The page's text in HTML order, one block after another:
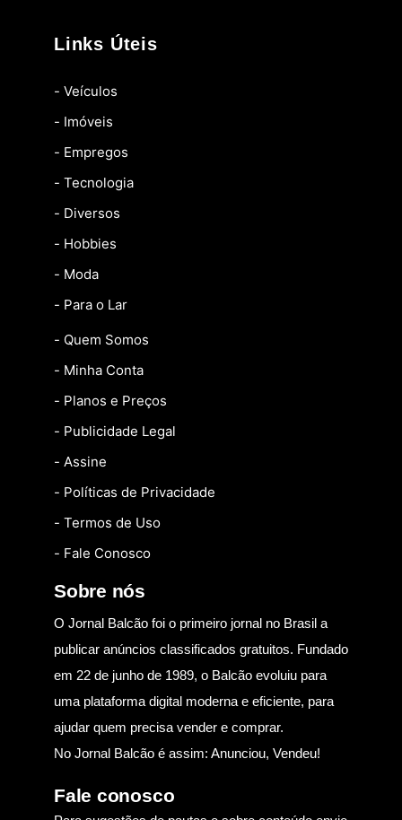
Links Úteis
- Veículos
- Imóveis
- Empregos
- Tecnologia
- Diversos
- Hobbies
- Moda
- Para o Lar
- Quem Somos
- Minha Conta
- Planos e Preços
- Publicidade Legal
- Assine
- Políticas de Privacidade
- Termos de Uso
- Fale Conosco
Sobre nós
O Jornal Balcão foi o primeiro jornal no Brasil a
publicar anúncios classificados gratuitos. Fundado
em 22 de junho de 1989, o Balcão evoluiu para
uma plataforma digital moderna e eficiente, para
ajudar quem precisa vender e comprar.
No Jornal Balcão é assim: Anunciou, Vendeu!
Fale conosco